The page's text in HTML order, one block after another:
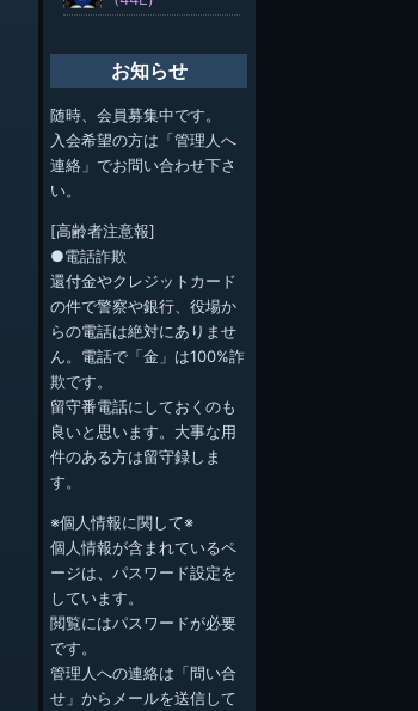
お知らせ
随時、会員募集中です。
入会希望の方は「管理人へ
連絡」でお問い合わせ下さ
い。
[高齢者注意報]
●電話詐欺
還付金やクレジットカード
の件で警察や銀行、役場か
らの電話は絶対にありませ
ん。電話で「金」は100%詐
欺です。
留守番電話にしておくのも
良いと思います。大事な用
件のある方は留守録しま
す。
※個人情報に関して※
個人情報が含まれているペ
ージは、パスワード設定を
しています。
閲覧にはパスワードが必要
です。
管理人への連絡は「問い合
せ」からメールを送信して